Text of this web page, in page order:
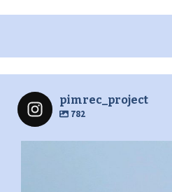
pimrec_project
782